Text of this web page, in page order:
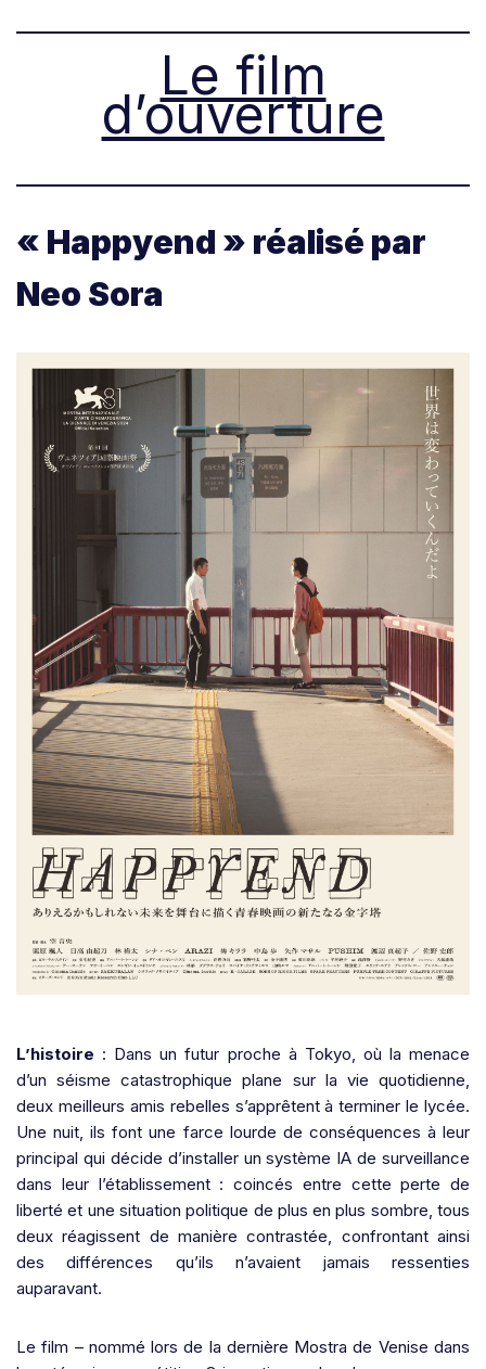
Le film
d’ouverture
« Happyend » réalisé par
Neo Sora
L’histoire : Dans un futur proche à Tokyo, où la menace
d’un séisme catastrophique plane sur la vie quotidienne,
deux meilleurs amis rebelles s’apprêtent à terminer le lycée.
Une nuit, ils font une farce lourde de conséquences à leur
principal qui décide d’installer un système IA de surveillance
dans leur l’établissement : coincés entre cette perte de
liberté et une situation politique de plus en plus sombre, tous
deux réagissent de manière contrastée, confrontant ainsi
des différences qu’ils n’avaient jamais ressenties
auparavant.
Le film – nommé lors de la dernière Mostra de Venise dans